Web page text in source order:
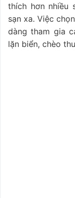
thích hơn nhiều
sạn xa. Việc
dàng tham gia
lặn biển, chèo